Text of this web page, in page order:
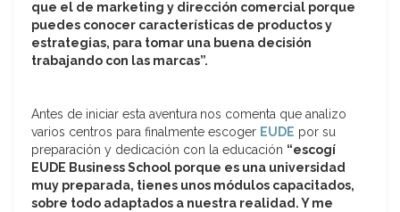
que el de marketing y dirección comercial porque
puedes conocer características de productos y
estrategias, para tomar una buena decisión
trabajando con las marcas”.
Antes de iniciar esta aventura nos comenta que analizo
varios centros para finalmente escoger EUDE por su
preparación y dedicación con la educación “escogí
EUDE Business School porque es una universidad
muy preparada, tienes unos módulos capacitados,
sobre todo adaptados a nuestra realidad. Y me